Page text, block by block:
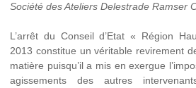
Société des Ateliers Delestrade Ramser
L’arrêt du Conseil d’Etat « Région
2013 constitue un véritable revirement
matière puisqu’il a mis en exergue
agissements des autres